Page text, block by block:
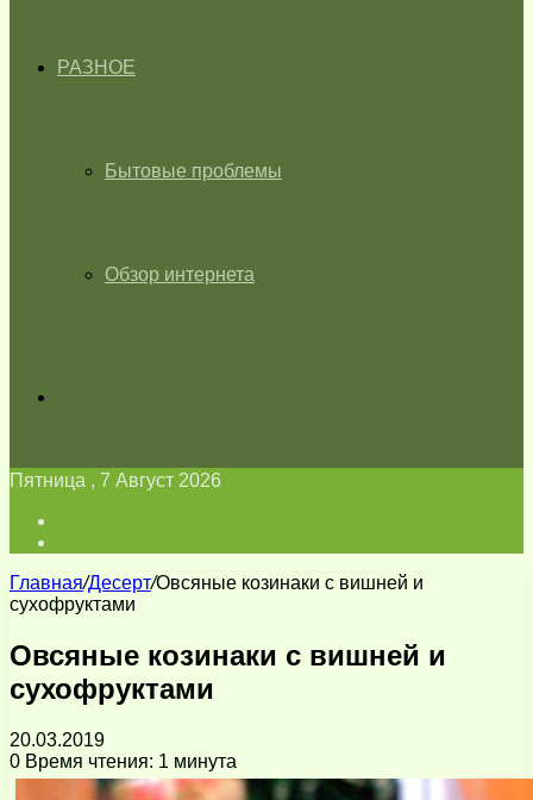
РАЗНОЕ
Бытовые проблемы
Обзор интернета
Пятница , 7 Август 2026
Главная/Десерт/Овсяные козинаки с вишней и
сухофруктами
Овсяные козинаки с вишней и
сухофруктами
20.03.2019
0 Время чтения: 1 минута